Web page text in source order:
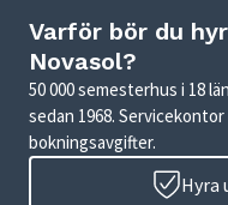
Varför bör du
Novasol?
50 000 semesterhus i 18
sedan 1968.
bokningsavgifter.
Hyra